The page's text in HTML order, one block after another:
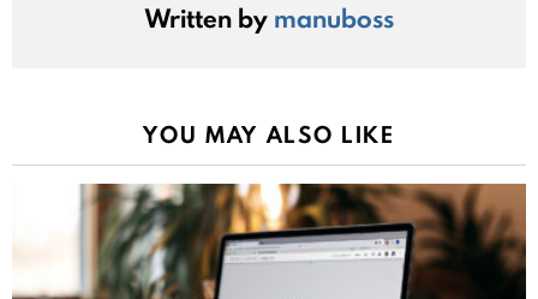
Written by manuboss
YOU MAY ALSO LIKE